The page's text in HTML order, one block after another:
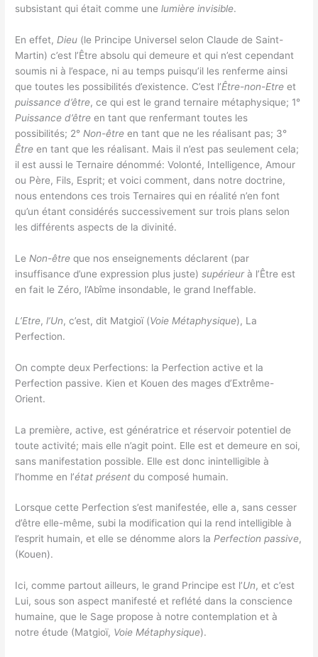
subsistant qui était comme unelumière invisible.
En effet, Dieu (le Principe Universel selon Claude de Saint-
Martin) c’est l’Être absolu qui demeure et qui n’est cependant
soumis ni à l’espace, ni au temps puisqu’il les renferme ainsi
que toutes les possibilités d’existence. C’est l’Être-non-Etre et
puissance d’être, ce qui est le grand ternaire métaphysique; 1°
Puissance d’être en tant que renfermant toutes les
possibilités; 2° Non-être en tant que ne les réalisant pas; 3°
Être en tant que les réalisant. Mais il n’est pas seulement cela;
il est aussi le Ternaire dénommé: Volonté, Intelligence, Amour
ou Père, Fils, Esprit; et voici comment, dans notre doctrine,
nous entendons ces trois Ternaires qui en réalité n’en font
qu’un étant considérés successivement sur trois plans selon
les différents aspects de la divinité.
Le Non-êtreque nos enseignements déclarent (par
insuffisance d’une expression plus juste)supérieurà l’Être est
en fait le Zéro, l’Abîme insondable, le grand Ineffable.
L’Etre,l’Un, c’est, dit Matgioï (Voie Métaphysique), La
Perfection.
On compte deux Perfections: la Perfection active et la
Perfection passive. Kien et Kouen des mages d’Extrême-
Orient.
La première, active, est génératrice et réservoir potentiel de
toute activité; mais elle n’agit point. Elle est et demeure en soi,
sans manifestation possible. Elle est donc inintelligible à
l’homme en l’état présent du composé humain.
Lorsque cette Perfection s’est manifestée, elle a, sans cesser
d’être elle-même, subi la modification qui la rend intelligible à
l’esprit humain, et elle se dénomme alors laPerfection passive,
(Kouen).
Ici, comme partout ailleurs, le grand Principe est l’Un, et c’est
Lui, sous son aspect manifesté et reflété dans la conscience
humaine, que le Sage propose à notre contemplation et à
notre étude (Matgioï, Voie Métaphysique).